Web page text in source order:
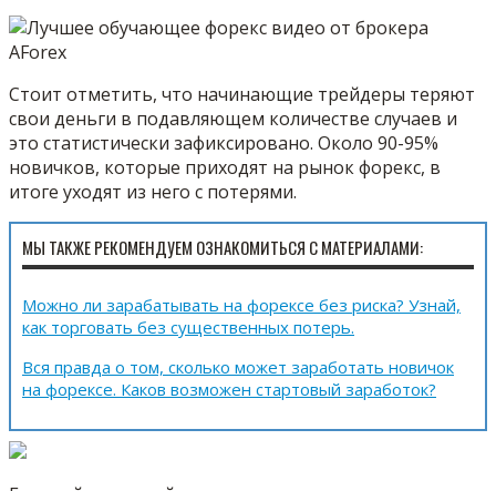
Стоит отметить, что начинающие трейдеры теряют
свои деньги в подавляющем количестве случаев и
это статистически зафиксировано. Около 90-95%
новичков, которые приходят на рынок форекс, в
итоге уходят из него с потерями.
МЫ ТАКЖЕ РЕКОМЕНДУЕМ ОЗНАКОМИТЬСЯ С МАТЕРИАЛАМИ:
Можно ли зарабатывать на форексе без риска? Узнай,
как торговать без существенных потерь.
Вся правда о том, сколько может заработать новичок
на форексе. Каков возможен стартовый заработок?